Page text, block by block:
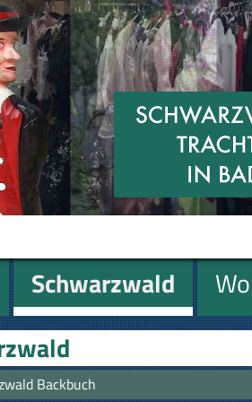
Schwarzwald
Geschenke
Backbuch